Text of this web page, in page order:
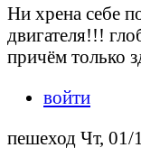
Ни хрена себе
двигателя!!!
причём только
войти
пешеход Чт, 01/